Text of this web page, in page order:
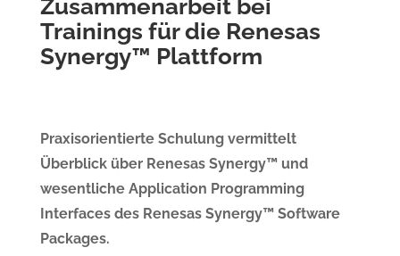
Zusammenarbeit bei
Trainings für die Renesas
Synergy™ Plattform
Praxisorientierte Schulung vermittelt
Überblick über Renesas Synergy™ und
wesentliche Application Programming
Interfaces des Renesas Synergy™ Software
Packages.